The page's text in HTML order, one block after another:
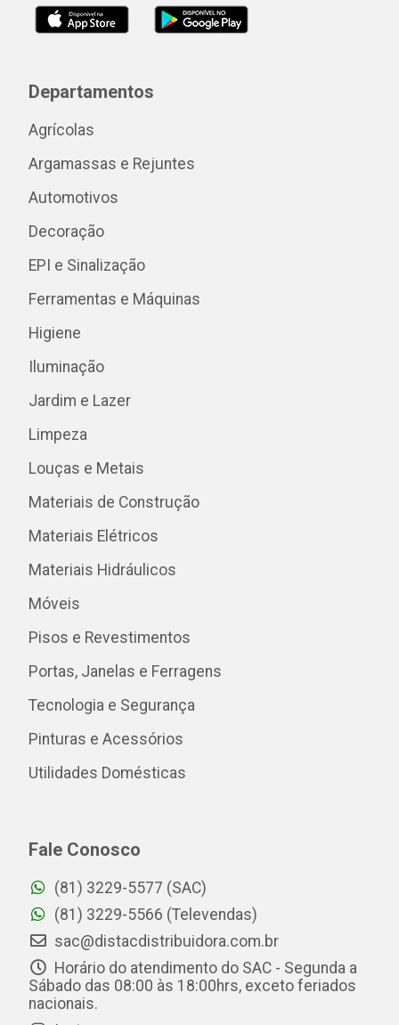
Departamentos
Agrícolas
Argamassas e Rejuntes
Automotivos
Decoração
EPI e Sinalização
Ferramentas e Máquinas
Higiene
Iluminação
Jardim e Lazer
Limpeza
Louças e Metais
Materiais de Construção
Materiais Elétricos
Materiais Hidráulicos
Móveis
Pisos e Revestimentos
Portas, Janelas e Ferragens
Tecnologia e Segurança
Pinturas e Acessórios
Utilidades Domésticas
Fale Conosco
(81) 3229-5577 (SAC)
(81) 3229-5566 (Televendas)
sac@distacdistribuidora.com.br
Horário do atendimento do SAC - Segunda a
Sábado das 08:00 às 18:00hrs, exceto feriados
nacionais.